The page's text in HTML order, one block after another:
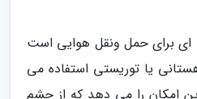
ای برای حمل ونقل هوایی است
یا توریستی استفاده می
امکان را می دهد که از چشم